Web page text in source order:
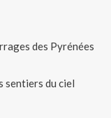
des Pyrénées
sentiers du ciel